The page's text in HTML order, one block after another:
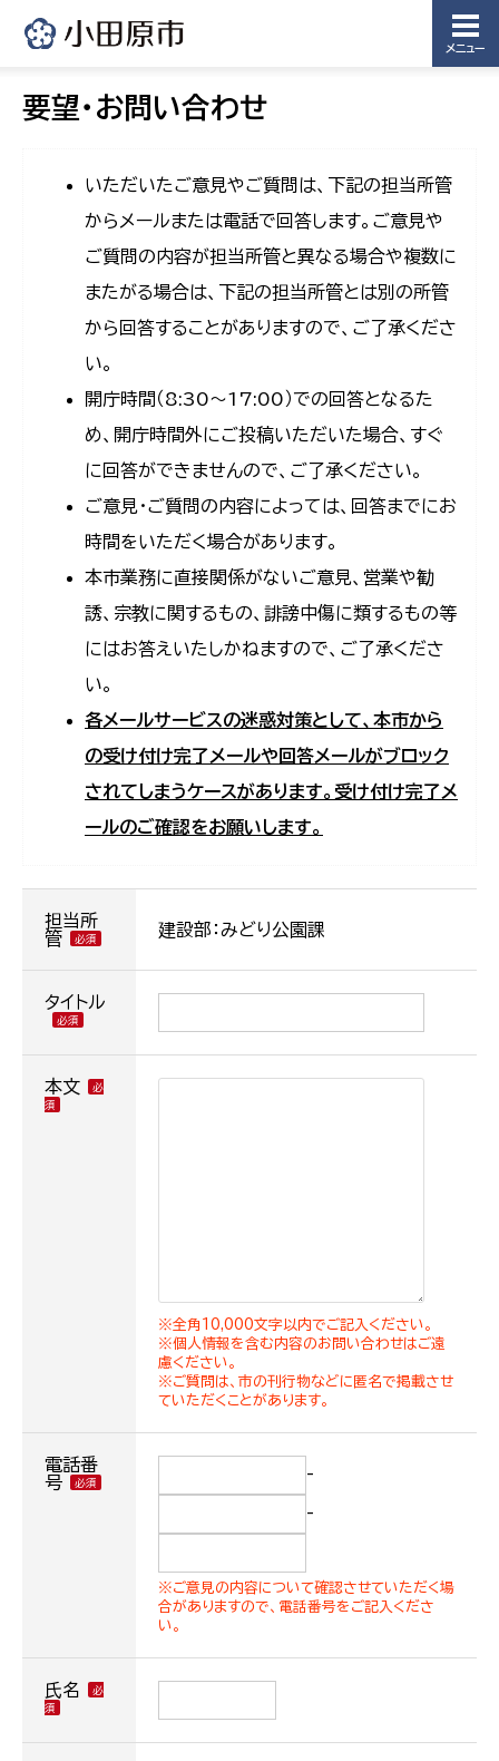
メニュー
要望・お問い合わせ
いただいたご意見やご質問は、下記の担当所管
からメールまたは電話で回答します。ご意見や
ご質問の内容が担当所管と異なる場合や複数に
またがる場合は、下記の担当所管とは別の所管
から回答することがありますので、ご了承くださ
い。
開庁時間（8:30〜17:00）での回答となるた
め、開庁時間外にご投稿いただいた場合、すぐ
に回答ができませんので、ご了承ください。
ご意見・ご質問の内容によっては、回答までにお
時間をいただく場合があります。
本市業務に直接関係がないご意見、営業や勧
誘、宗教に関するもの、誹謗中傷に類するもの等
にはお答えいたしかねますので、ご了承くださ
い。
各メールサービスの迷惑対策として、本市から
の受け付け完了メールや回答メールがブロック
されてしまうケースがあります。受け付け完了メ
ールのご確認をお願いします。
担当所
管
建設部：みどり公園課
タイトル
本文
※全角10,000文字以内でご記入ください。
※個人情報を含む内容のお問い合わせはご遠
慮ください。
※ご質問は、市の刊行物などに匿名で掲載させ
ていただくことがあります。
電話番
号
-
-
※ご意見の内容について確認させていただく場
合がありますので、電話番号をご記入くださ
い。
氏名